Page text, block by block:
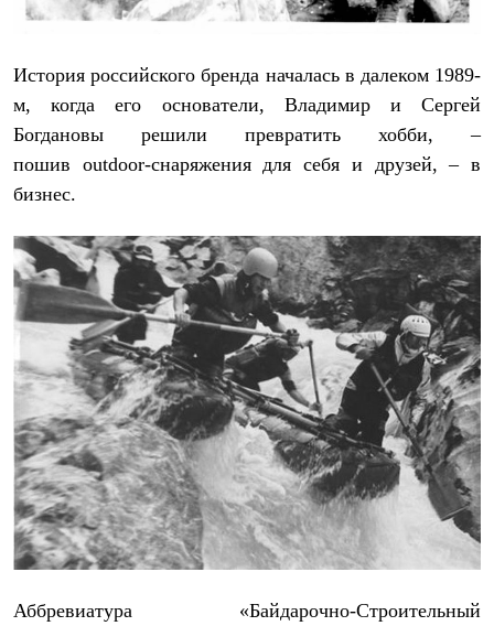
Термобелье
Легкое термобелье
Лёгкая одежда
Футболки
Рубашки
Брюки
Шорты
Утепленная пухом
Куртки
Брюки
Жилеты
Утепленная синтетикой
Брюки
Штормовая одежда
Софтшелл одежда
Куртки
Брюки
Лёгкая одежда
Рубашки
Футболки
Толстовки
Брюки
Теплое термобелье
История российского бренда началась в далеком 1989-
м, когда его основатели, Владимир и Сергей
Богдановы решили превратить хобби, –
пошив outdoor-снаряжения для себя и друзей, – в
бизнес.
Аббревиатура «Байдарочно-Строительный